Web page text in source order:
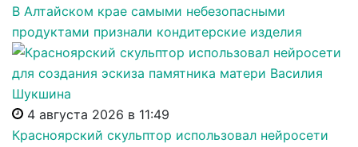
В Алтайском крае самыми небезопасными
продуктами признали кондитерские изделия
4 августа 2026 в 11:49
Красноярский скульптор использовал нейросети